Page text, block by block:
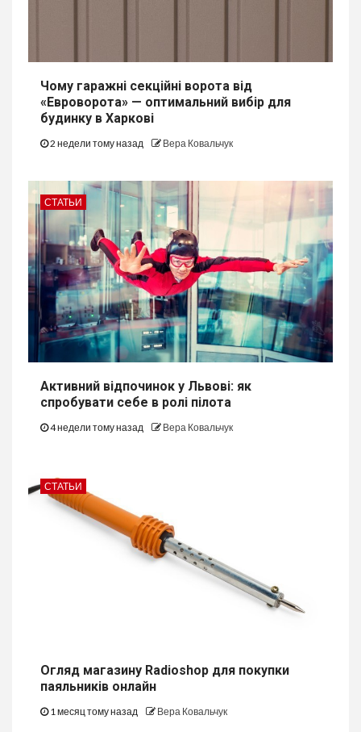
Чому гаражні секційні ворота від
«Евроворота» — оптимальний вибір для
будинку в Харкові
2 недели тому назад Вера Ковальчук
СТАТЬИ
Активний відпочинок у Львові: як
спробувати себе в ролі пілота
4 недели тому назад Вера Ковальчук
СТАТЬИ
Огляд магазину Radioshop для покупки
паяльників онлайн
1 месяц тому назад Вера Ковальчук